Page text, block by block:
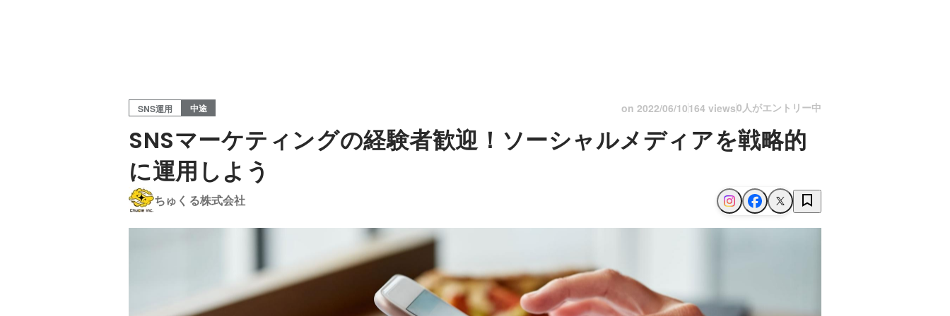
SNS運用 中途 on 2022/06/10164 views0人がエントリー中
SNSマーケティングの経験者歓迎！ソーシャルメディアを戦略的
に運用しよう
ちゅくる株式会社